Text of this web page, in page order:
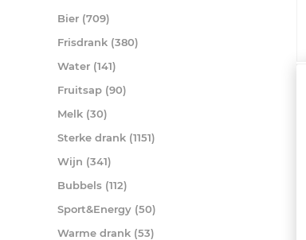
Bier (709)
Frisdrank (380)
Water (141)
Fruitsap (90)
Melk (30)
Sterke drank (1151)
Wijn (341)
Bubbels (112)
Sport&Energy (50)
Warme drank (53)